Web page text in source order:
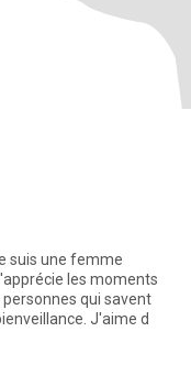
les moments
qui savent
faire preuve de respect, d'humour et de bienveillance. J'aime d